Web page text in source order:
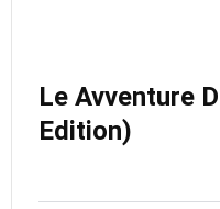
Le Avventure
Edition)